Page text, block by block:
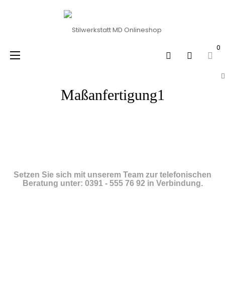
0
Umschalten
☰
Maßanfertigung1
Setzen Sie sich mit unserem Team zur telefonischen
Beratung unter: 0391 - 555 76 92 in Verbindung.